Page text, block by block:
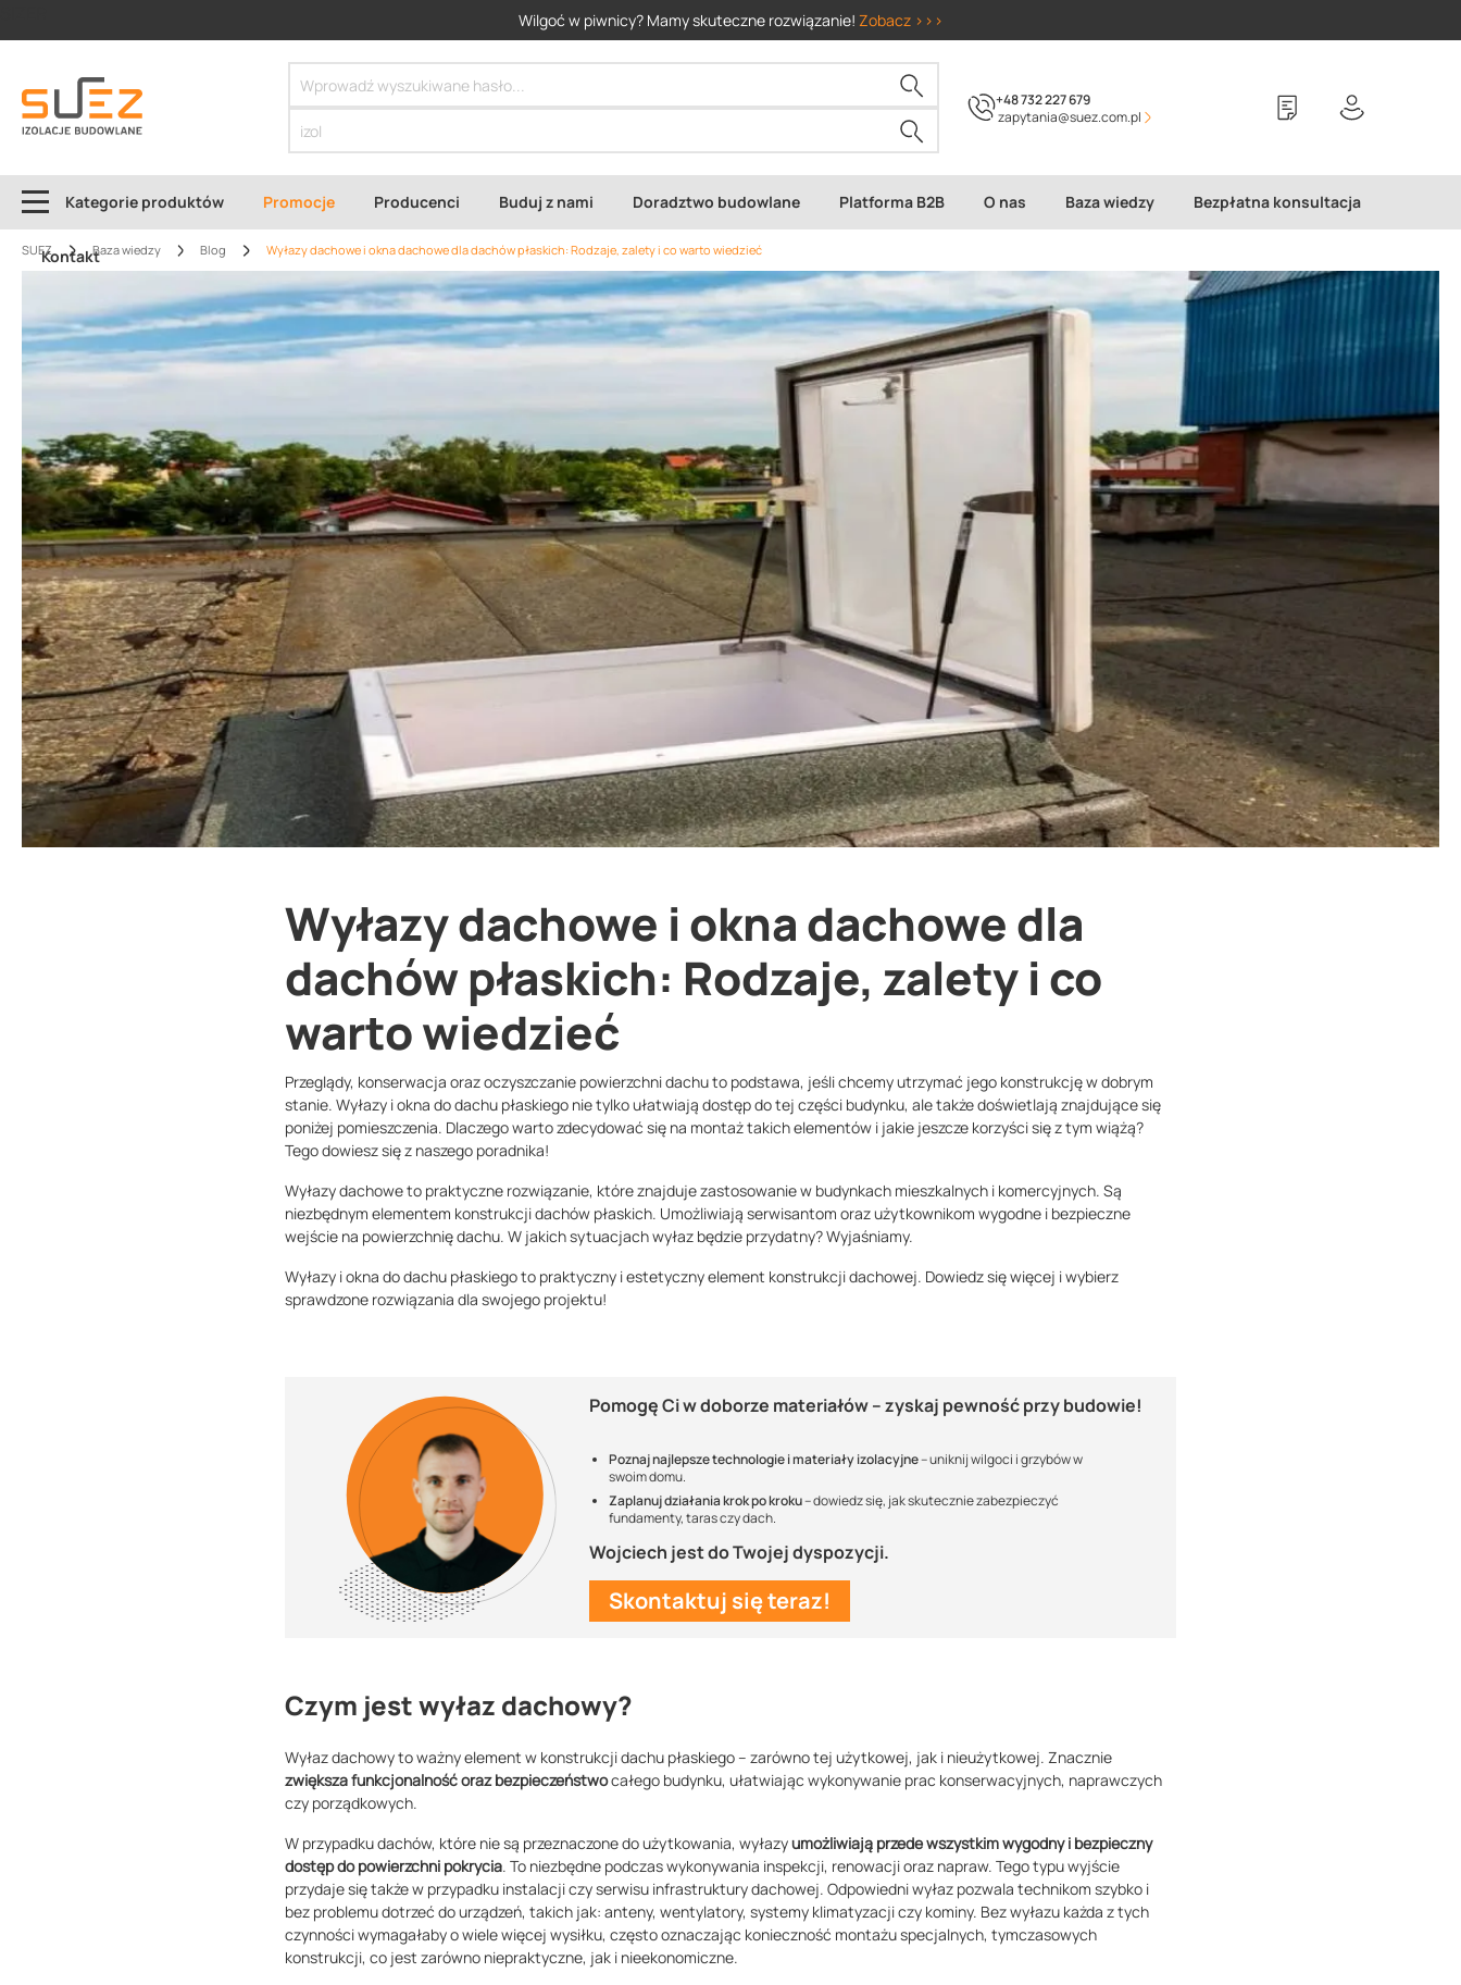
Wilgoć w piwnicy? Mamy skuteczne rozwiązanie! Zobacz >>>
+48 732 227 679
zapytania@suez.com.pl
Kategorie produktów Promocje Producenci Buduj z nami Doradztwo budowlane Platforma B2B O nas Baza wiedzy Bezpłatna konsultacja
Kontakt
SUEZ Baza wiedzy Blog Wyłazy dachowe i okna dachowe dla dachów płaskich: Rodzaje, zalety i co warto wiedzieć
Wyłazy dachowe i okna dachowe dla
dachów płaskich: Rodzaje, zalety i co
warto wiedzieć
Przeglądy, konserwacja oraz oczyszczanie powierzchni dachu to podstawa, jeśli chcemy utrzymać jego konstrukcję w dobrym
stanie. Wyłazy i okna do dachu płaskiego nie tylko ułatwiają dostęp do tej części budynku, ale także doświetlają znajdujące się
poniżej pomieszczenia. Dlaczego warto zdecydować się na montaż takich elementów i jakie jeszcze korzyści się z tym wiążą?
Tego dowiesz się z naszego poradnika!
Wyłazy dachowe to praktyczne rozwiązanie, które znajduje zastosowanie w budynkach mieszkalnych i komercyjnych. Są
niezbędnym elementem konstrukcji dachów płaskich. Umożliwiają serwisantom oraz użytkownikom wygodne i bezpieczne
wejście na powierzchnię dachu. W jakich sytuacjach wyłaz będzie przydatny? Wyjaśniamy.
Wyłazy i okna do dachu płaskiego to praktyczny i estetyczny element konstrukcji dachowej. Dowiedz się więcej i wybierz
sprawdzone rozwiązania dla swojego projektu!
Pomogę Ci w doborze materiałów – zyskaj pewnośćprzy budowie!
Poznaj najlepsze technologie i materiały izolacyjne– uniknij wilgoci i grzybów w
swoim domu.
Zaplanuj działania krok po kroku– dowiedz się, jak skutecznie zabezpieczyć
fundamenty, taras czy dach.
Wojciech jest do Twojej dyspozycji.
Skontaktuj się teraz!
Czym jest wyłaz dachowy?
Wyłaz dachowy to ważny element w konstrukcji dachu płaskiego – zarówno tej użytkowej, jak i nieużytkowej. Znacznie
zwiększa funkcjonalność oraz bezpieczeństwocałego budynku, ułatwiając wykonywanie prac konserwacyjnych, naprawczych
czy porządkowych.
W przypadku dachów, które nie są przeznaczone do użytkowania, wyłazyumożliwiają przede wszystkim wygodny i bezpieczny
dostęp do powierzchni pokrycia. To niezbędne podczas wykonywania inspekcji, renowacji oraz napraw. Tego typu wyjście
przydaje się także w przypadku instalacji czy serwisu infrastruktury dachowej. Odpowiedni wyłaz pozwala technikom szybko i
bez problemu dotrzeć do urządzeń, takich jak: anteny, wentylatory, systemy klimatyzacji czy kominy. Bez wyłazu każda z tych
czynności wymagałaby o wiele więcej wysiłku, często oznaczając konieczność montażu specjalnych, tymczasowych
konstrukcji, co jest zarówno niepraktyczne, jak i nieekonomiczne.